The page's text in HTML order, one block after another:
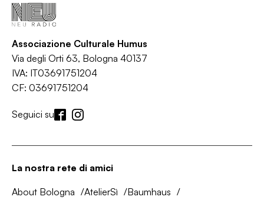
Associazione Culturale Humus
Via degli Orti 63, Bologna 40137
IVA: IT03691751204
CF: 03691751204
Seguici su
La nostra rete di amici
About Bologna AtelierSì
Baumhaus